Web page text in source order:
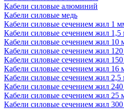
Кабели силовые алюминий
Кабели силовые медь
Кабели силовые сечением жил 1
Кабели силовые сечением жил 1,5
Кабели силовые сечением жил 10
Кабели силовые сечением жил
Кабели силовые сечением жил
Кабели силовые сечением жил 16
Кабели силовые сечением жил 2,5
Кабели силовые сечением жил
Кабели силовые сечением жил 25
Кабели силовые сечением жил